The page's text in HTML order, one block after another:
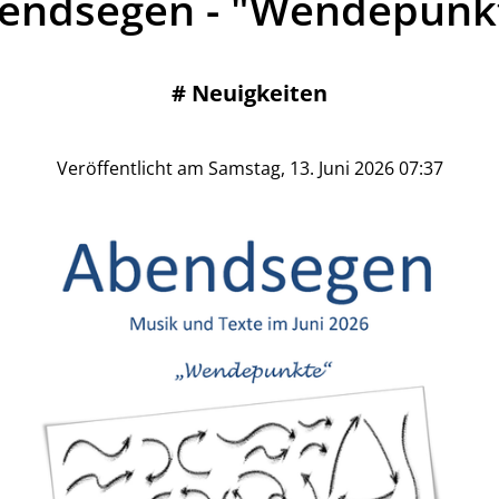
# Neuigkeiten
Veröffentlicht am Samstag, 13. Juni 2026 07:37